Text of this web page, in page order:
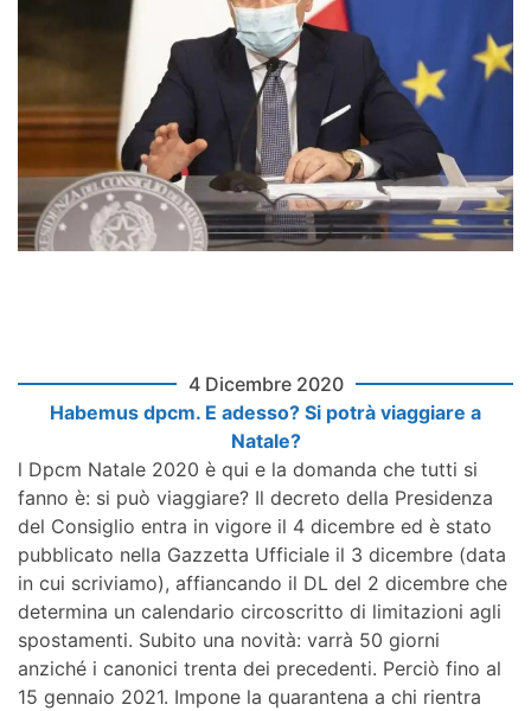
4 Dicembre 2020
Habemus dpcm. E adesso? Si potrà viaggiare a
Natale?
l Dpcm Natale 2020 è qui e la domanda che tutti si
fanno è: si può viaggiare? Il decreto della Presidenza
del Consiglio entra in vigore il 4 dicembre ed è stato
pubblicato nella Gazzetta Ufficiale il 3 dicembre (data
in cui scriviamo), affiancando il DL del 2 dicembre che
determina un calendario circoscritto di limitazioni agli
spostamenti. Subito una novità: varrà 50 giorni
anziché i canonici trenta dei precedenti. Perciò fino al
15 gennaio 2021. Impone la quarantena a chi rientra